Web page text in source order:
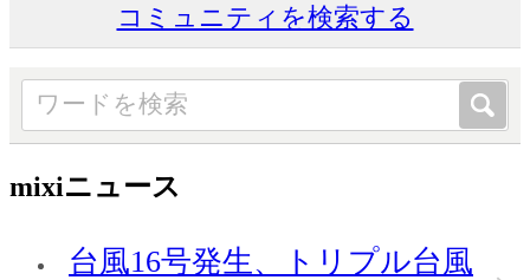
コミュニティを検索する
mixiニュース
台風16号発生、トリプル台風